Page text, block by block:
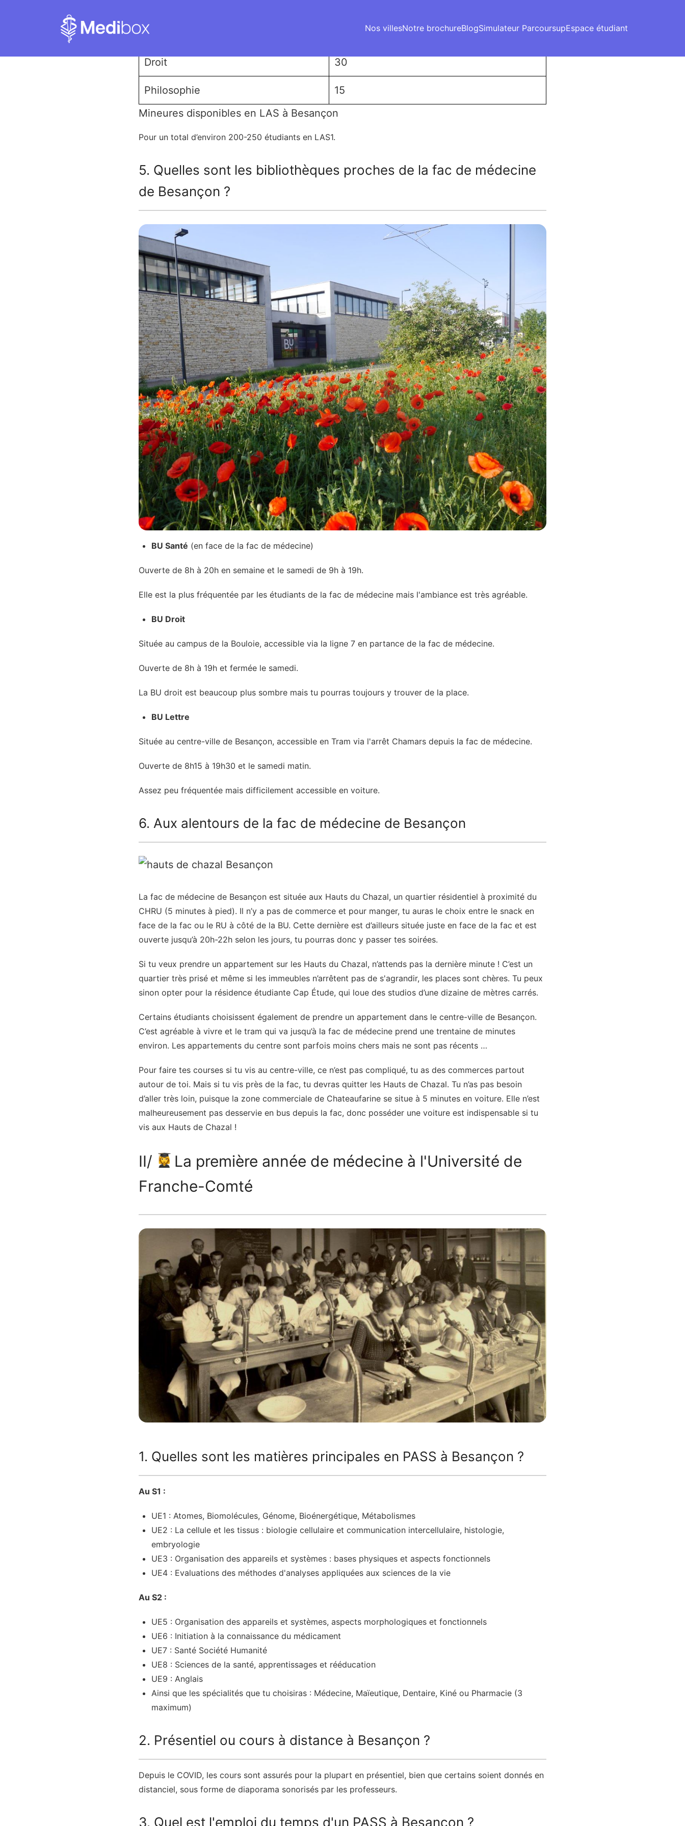
Nos villesNotre brochureBlogSimulateur ParcoursupEspace étudiant
Psychologie
Droit 30
Philosophie
15
Mineures disponibles en LAS à Besançon
Pour un total d’environ 200-250 étudiants en LAS1.
5. Quelles sont les bibliothèques proches de la fac de médecine
de Besançon ?
BU Santé (en face de la fac de médecine)
Ouverte de 8h à 20h en semaine et le samedi de 9h à 19h.
Elle est la plus fréquentée par les étudiants de la fac de médecine mais l'ambiance est très agréable.
BU Droit
Située au campus de la Bouloie, accessible via la ligne 7 en partance de la fac de médecine.
Ouverte de 8h à 19h et fermée le samedi.
La BU droit est beaucoup plus sombre mais tu pourras toujours y trouver de la place.
BU Lettre
Située au centre-ville de Besançon, accessible en Tram via l'arrêt Chamars depuis la fac de médecine.
Ouverte de 8h15 à 19h30 et le samedi matin.
Assez peu fréquentée mais difficilement accessible en voiture.
6. Aux alentours de la fac de médecine de Besançon
La fac de médecine de Besançon est située aux Hauts du Chazal, un quartier résidentiel à proximité du
CHRU (5 minutes à pied). Il n’y a pas de commerce et pour manger, tu auras le choix entre le snack en
face de la fac ou le RU à côté de la BU. Cette dernière est d’ailleurs située juste en face de la fac et est
ouverte jusqu’à 20h-22h selon les jours, tu pourras donc y passer tes soirées.
Si tu veux prendre un appartement sur les Hauts du Chazal, n’attends pas la dernière minute ! C’est un
quartier très prisé et même si les immeubles n’arrêtent pas de s'agrandir, les places sont chères. Tu peux
sinon opter pour la résidence étudiante Cap Étude, qui loue des studios d’une dizaine de mètres carrés.
Certains étudiants choisissent également de prendre un appartement dans le centre-ville de Besançon.
C’est agréable à vivre et le tram qui va jusqu’à la fac de médecine prend une trentaine de minutes
environ. Les appartements du centre sont parfois moins chers mais ne sont pas récents …
Pour faire tes courses si tu vis au centre-ville, ce n’est pas compliqué, tu as des commerces partout
autour de toi. Mais si tu vis près de la fac, tu devras quitter les Hauts de Chazal. Tu n’as pas besoin
d’aller très loin, puisque la zone commerciale de Chateaufarine se situe à 5 minutes en voiture. Elle n’est
malheureusement pas desservie en bus depuis la fac, donc posséder une voiture est indispensable si tu
vis aux Hauts de Chazal !
II/
La première année de médecine à l'Université de
Franche-Comté
1. Quelles sont les matières principales en PASS à Besançon ?
Au S1 :
UE1 : Atomes, Biomolécules, Génome, Bioénergétique, Métabolismes
UE2 : La cellule et les tissus : biologie cellulaire et communication intercellulaire, histologie,
embryologie
UE3 : Organisation des appareils et systèmes : bases physiques et aspects fonctionnels
UE4 : Evaluations des méthodes d'analyses appliquées aux sciences de la vie
Au S2 :
UE5 : Organisation des appareils et systèmes, aspects morphologiques et fonctionnels
UE6 : Initiation à la connaissance du médicament
UE7 : Santé Société Humanité
UE8 : Sciences de la santé, apprentissages et rééducation
UE9 : Anglais
Ainsi que les spécialités que tu choisiras : Médecine, Maïeutique, Dentaire, Kiné ou Pharmacie (3
maximum)
2. Présentiel ou cours à distance à Besançon ?
Depuis le COVID, les cours sont assurés pour la plupart en présentiel, bien que certains soient donnés en
distanciel, sous forme de diaporama sonorisés par les professeurs.
3. Quel est l'emploi du temps d'un PASS à Besançon ?